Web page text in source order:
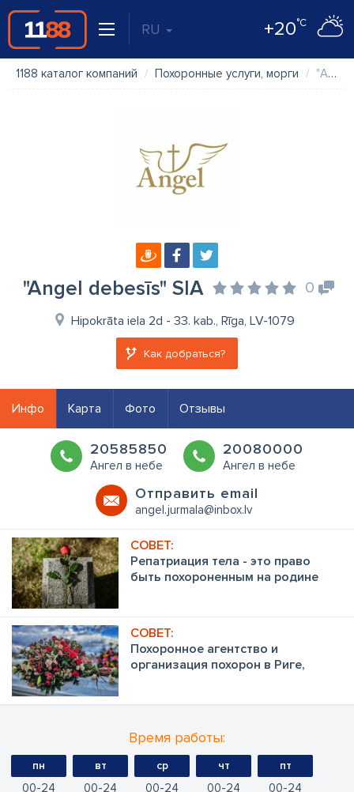
RU +20°C
1188 каталог компаний Похоронные услуги, морги "Angel debesīs" SIA
"Angel debesīs" SIA 0
Hipokrāta iela 2d - 33. kab., Rīga, LV-1079
Как добраться?
Инфо Карта Фото Отзывы
20585850
Ангел в небе
20080000
Ангел в небе
Oтправить email
angel.jurmala@inbox.lv
Репатриация тела - это право
быть похороненным на родине
Похоронное агентство и
организация похорон в Риге,
Время работы:
пн
00 24
вт
00 24
ср
00 24
чт
00 24
пт
00 24